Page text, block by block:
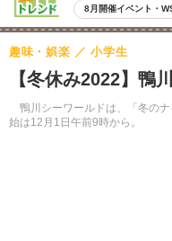
8月開催イベント・
【冬休み2022】鴨
鴨川シーワールドは、「冬の
始は12月1日午前9時から。
趣味・娯楽 小学生